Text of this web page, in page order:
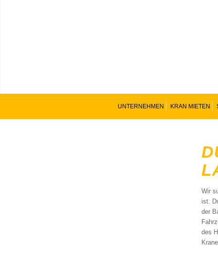
UNTERNEHMEN KRAN MIETEN
Wir
ist.
der
des